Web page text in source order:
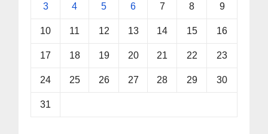
3 4 5 6 7 8 9
10 11 12 13 14 15 16
17 18 19 20 21 22 23
24 25 26 27 28 29 30
31